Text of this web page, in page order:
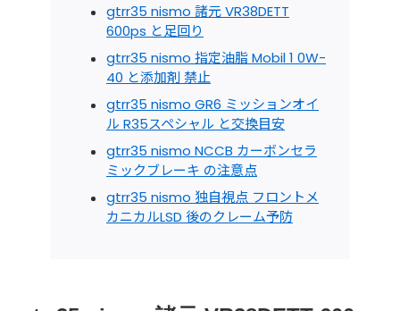
gtrr35 nismo 諸元 VR38DETT
600ps と足回り
gtrr35 nismo 指定油脂 Mobil 1 0W-
40 と添加剤 禁止
gtrr35 nismo GR6 ミッションオイ
ル R35スペシャル と交換目安
gtrr35 nismo NCCB カーボンセラ
ミックブレーキ の注意点
gtrr35 nismo 独自視点 フロントメ
カニカルLSD 後のクレーム予防